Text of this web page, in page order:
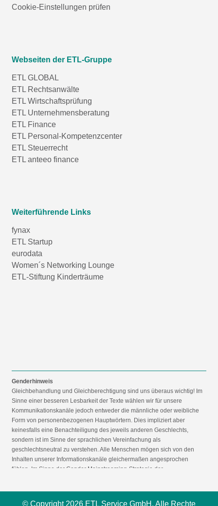
Cookie-Einstellungen prüfen
Webseiten der ETL-Gruppe
ETL GLOBAL
ETL Rechtsanwälte
ETL Wirtschaftsprüfung
ETL Unternehmensberatung
ETL Finance
ETL Personal-Kompetenzcenter
ETL Steuerrecht
ETL anteeo finance
Weiterführende Links
fynax
ETL Startup
eurodata
Women´s Networking Lounge
ETL-Stiftung Kinderträume
Genderhinweis
Gleichbehandlung und Gleichberechtigung sind uns überaus wichtig! Im
Sinne einer besseren Lesbarkeit der Texte wählen wir für unsere
Kommunikationskanäle jedoch entweder die männliche oder weibliche
Form von personenbezogenen Hauptwörtern. Dies impliziert aber
keinesfalls eine Benachteiligung des jeweils anderen Geschlechts,
sondern ist im Sinne der sprachlichen Vereinfachung als
geschlechtsneutral zu verstehen. Alle Menschen mögen sich von den
Inhalten unserer Informationskanäle gleichermaßen angesprochen
fühlen. Im Sinne der Gender Mainstreaming-Strategie der
© Copyright 2026 ETL Service GmbH. Alle Rechte